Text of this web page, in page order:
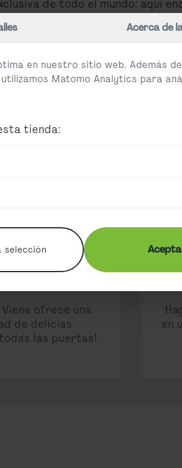
Acerca de
en nuestro sitio web. Además
Matomo Analytics para
tienda:
selección
de todo el mundo: aquí
7:45 y las 22:45.
ofrece una
de delicias
las puertas!
en